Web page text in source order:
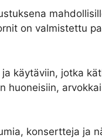
on valmistettu
käytäviin, jotka
huoneisiin,
konsertteja ja